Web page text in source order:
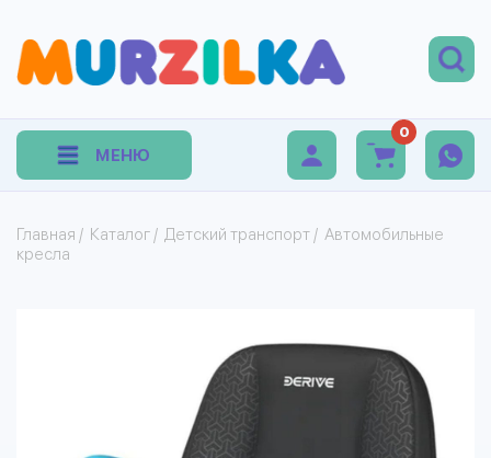
МЕНЮ
0
Главная / Каталог / Детский транспорт / Автомобильные
кресла